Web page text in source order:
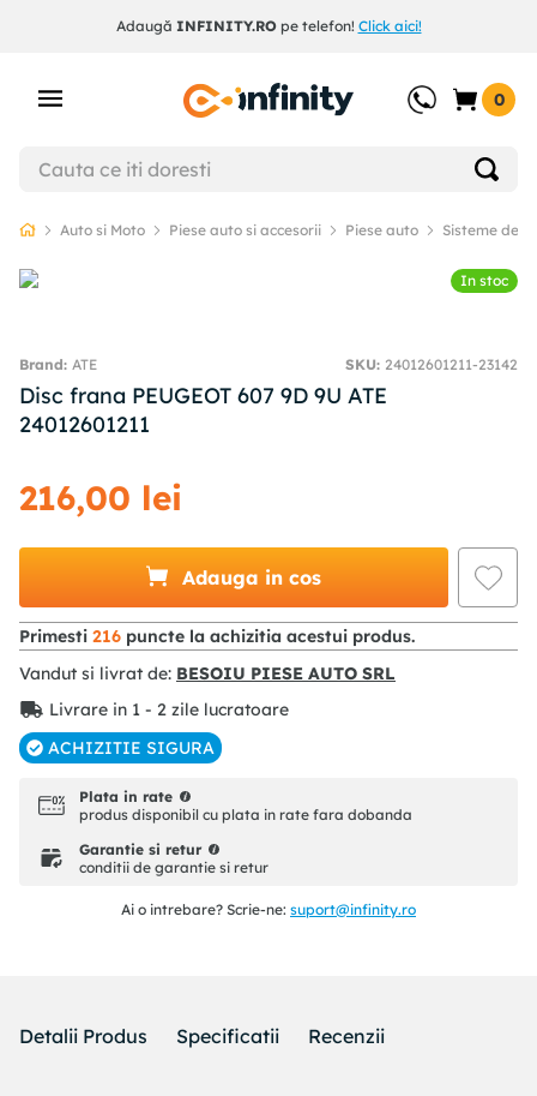
Adaugă INFINITY.ROpe telefon! Click aici!
0
Auto si Moto Piese auto si accesorii Piese auto Sisteme de
In stoc
ATE SKU: 24012601211-23142
Disc frana PEUGEOT 607 9D 9U ATE
24012601211
216,00 lei
Adauga in cos
Primesti 216 puncte la achizitia acestui produs.
Vandut si livrat de: BESOIU PIESE AUTO SRL
Livrare in 1 - 2 zile lucratoare
ACHIZITIE SIGURA
Plata in rate
produs disponibil cu plata in rate fara dobanda
Garantie si retur
conditii de garantie si retur
Ai o intrebare? Scrie-ne: suport@infinity.ro
Detalii Produs Specificatii Recenzii